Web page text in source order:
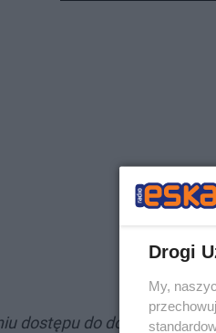
dostępu do dokumentów
Drogi
My,